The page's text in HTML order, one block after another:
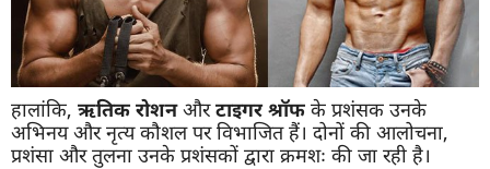
हालांकि, ऋतिक रोशनऔरटाइगर श्रॉफ के प्रशंसक उनके
अभिनय और नृत्य कौशल पर विभाजित हैं। दोनों की आलोचना,
प्रशंसा और तुलना उनके प्रशंसकों द्वारा क्रमशः की जा रही है।